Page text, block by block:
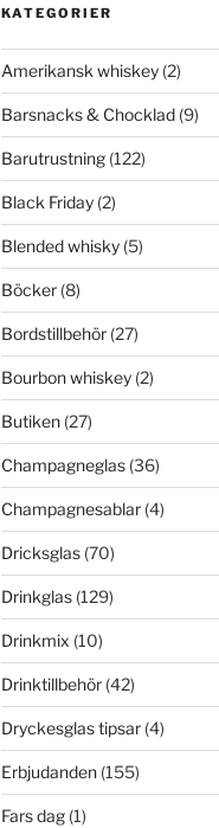
KATEGORIER
Amerikansk whiskey(2)
Barsnacks & Chocklad(9)
Barutrustning(122)
Black Friday(2)
Blended whisky(5)
Böcker(8)
Bordstillbehör(27)
Bourbon whiskey(2)
Butiken(27)
Champagneglas(36)
Champagnesablar(4)
Dricksglas(70)
Drinkglas(129)
Drinkmix (10)
Drinktillbehör(42)
Dryckesglas tipsar(4)
Erbjudanden(155)
Fars dag(1)